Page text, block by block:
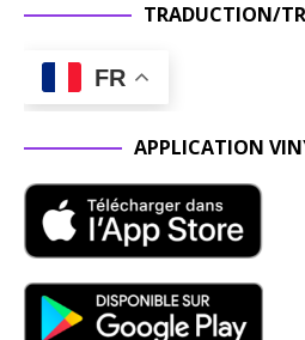
TRADUCTION/
FR
APPLICATION